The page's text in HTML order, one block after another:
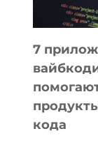
7
кода